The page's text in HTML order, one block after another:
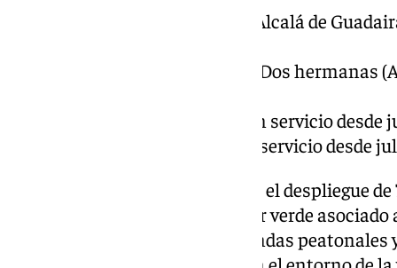
Alcalá de Guadaira (A-92)-Alcalá de
Alcalá de Guadaira (A-376)-Dos hermanas
Coria del Río-Almensilla: en servicio desde
Almensilla-Espartinas: en servicio desde
El proyecto del viaducto incluye el despliegue
superficie forestal en el corredor verde
construcción un carril bici y sendas